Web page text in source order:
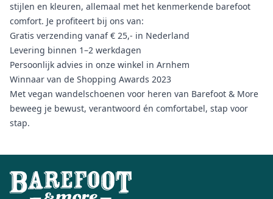
stijlen en kleuren, allemaal met het kenmerkende barefoot
comfort. Je profiteert bij ons van:
Gratis verzending vanaf € 25,- in Nederland
Levering binnen 1–2 werkdagen
Persoonlijk advies in onze winkel in Arnhem
Winnaar van de Shopping Awards 2023
Met vegan wandelschoenen voor heren van Barefoot & More
beweeg je bewust, verantwoord én comfortabel, stap voor
stap.